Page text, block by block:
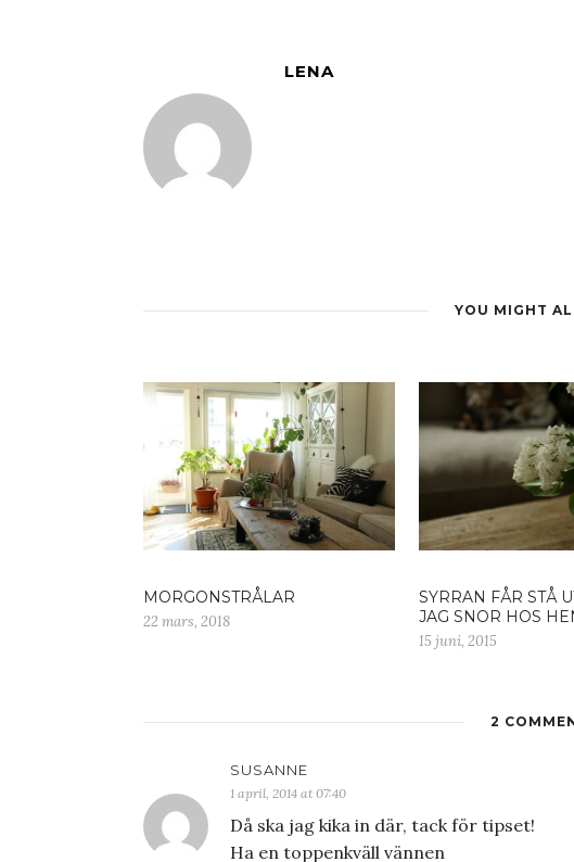
LENA
YOU MIGHT
MORGONSTRÅLAR
22 mars, 2018
SYRRAN FÅR STÅ
JAG SNOR HOS
15 juni, 2015
2
SUSANNE
1 april, 2014 at 07:40
Då ska jag kika in där, tack för tipset!
Ha en toppenkväll vännen